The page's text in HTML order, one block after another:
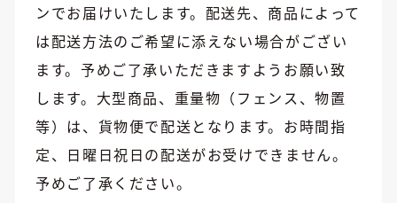
ンでお届けいたします。配送先、商品によって
は配送方法のご希望に添えない場合がござい
ます。予めご了承いただきますようお願い致
します。大型商品、重量物（フェンス、物置
等）は、貨物便で配送となります。お時間指
定、日曜日祝日の配送がお受けできません。
予めご了承ください。